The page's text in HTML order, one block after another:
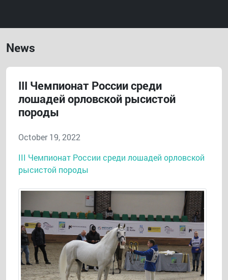
News
III Чемпионат России среди
лошадей орловской рысистой
породы
October 19, 2022
III Чемпионат России среди лошадей орловской
рысистой породы